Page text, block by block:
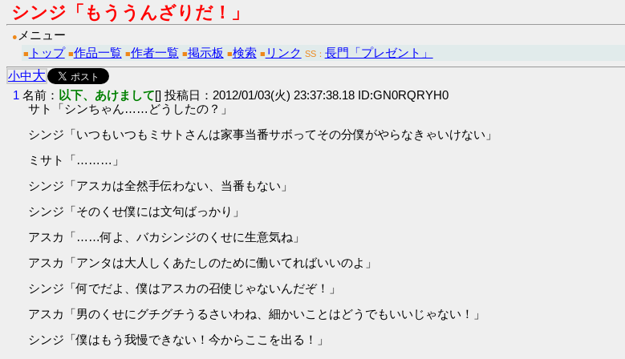
シンジ「もううんざりだ！」
● メニュー
■ トップ ■作品一覧 ■作者一覧 ■掲示板 ■検索 ■ リンク SS： 長門「プレゼント」
小中大
1 名前： 以下、あけまして[] 投稿日：2012/01/03(火) 23:37:38.18 ID:GN0RQRYH0
サト「シンちゃん……どうしたの？」
シンジ「いつもいつもミサトさんは家事当番サボってその分僕がやらなきゃいけない」
ミサト「………」
シンジ「アスカは全然手伝わない、当番もない」
シンジ「そのくせ僕には文句ばっかり」
アスカ「……何よ、バカシンジのくせに生意気ね」
アスカ「アンタは大人しくあたしのために働いてればいいのよ」
シンジ「何でだよ、僕はアスカの召使じゃないんだぞ！」
アスカ「男のくせにグチグチうるさいわね、細かいことはどうでもいいじゃない！」
シンジ「僕はもう我慢できない！今からここを出る！」